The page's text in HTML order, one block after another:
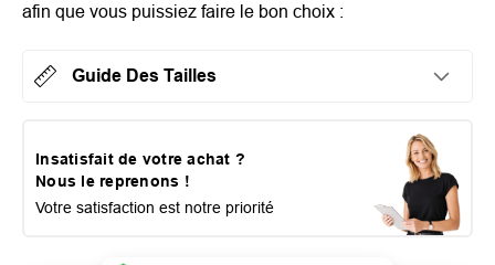
afin que vous puissiez faire le bon choix :
Guide Des Tailles
Insatisfait de votre achat ?
Nous le reprenons !
Votre satisfaction est notre priorité